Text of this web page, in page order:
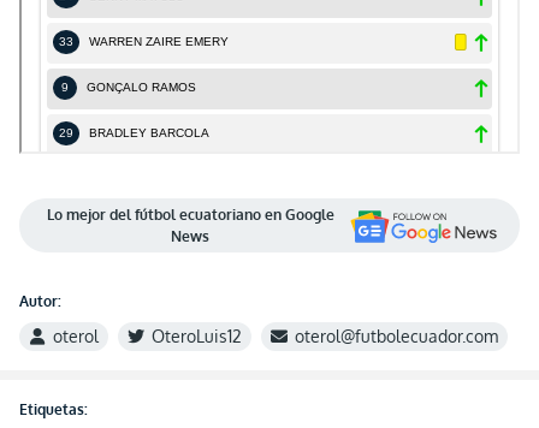
Lo mejor del fútbol ecuatoriano en Google
News
Autor:
oterol OteroLuis12 oterol@futbolecuador.com
Etiquetas: